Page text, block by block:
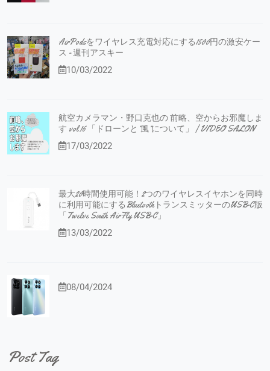
AirPodsをワイヤレス充電対応にする1500円の激安ケー
ス - 週刊アスキー
10/03/2022
航空カメラマン・野口克也の 前略、空からお邪魔しま
す vol.16 「ドローンと”風”について」 | VIDEO SALON
17/03/2022
最大20時間使用可能！2つのワイヤレスイヤホンを同時
に利用可能にするBluetoothトランスミッターのUSB-C版
「Twelve South AirFly USB-C」
13/03/2022
08/04/2024
Post Tag